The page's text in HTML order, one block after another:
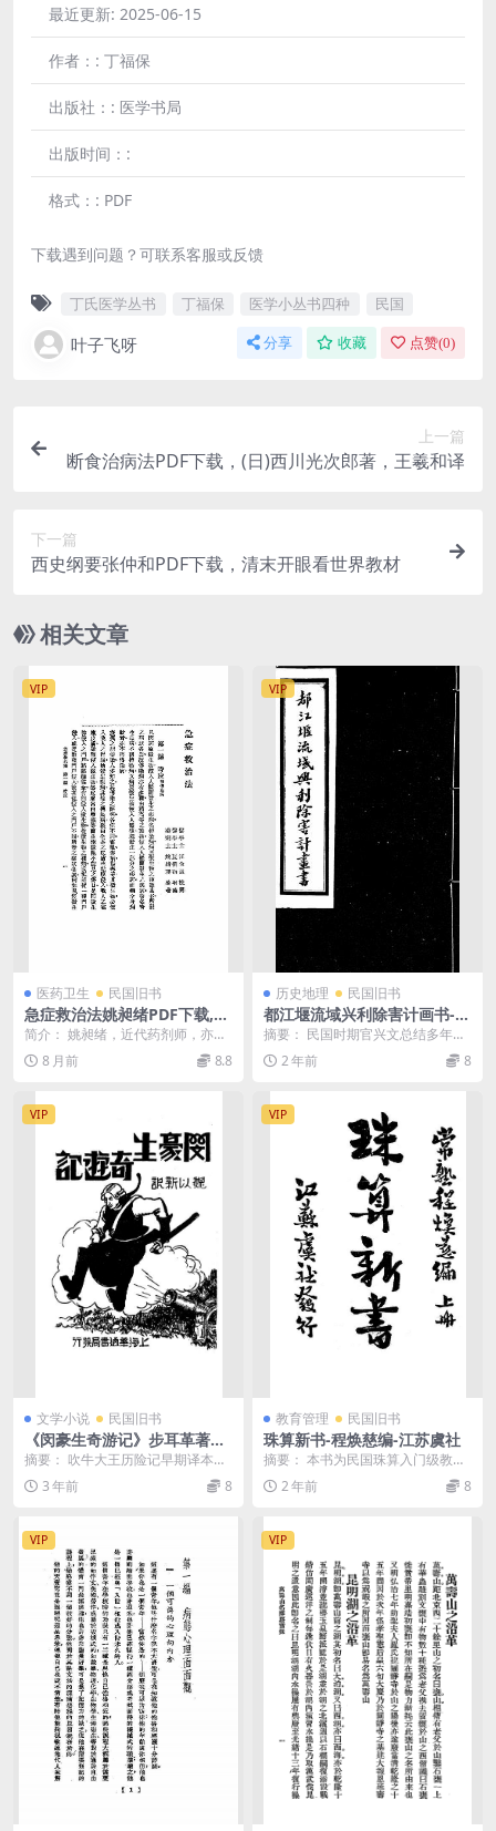
最近更新: 2025-06-15
作者：: 丁福保
出版社：: 医学书局
出版时间：:
格式：: PDF
下载遇到问题？可联系客服或反馈
丁氏医学丛书 丁福保 医学小丛书四种 民国
叶子飞呀 分享 收藏 点赞(0)
上一篇
断食治病法PDF下载，(日)西川光次郎著，王羲和译
下一篇
西史纲要张仲和PDF下载，清末开眼看世界教材
相关文章
VIP
医药卫生 民国旧书
急症救治法姚昶绪PDF下载,姚
昶绪著作
简介： 姚昶绪，近代药剂师，亦著
有《病人看护法》《男女秘密病自
医法》等。 《急症...
8 月前 8.8
VIP
历史地理 民国旧书
都江堰流域兴利除害计画书-官
兴文著-都江堰水利史料
摘要： 民国时期官兴文总结多年水
利工作经验写出《都江堰流域兴利
除害计画书》，指出...
2 年前 8
VIP
文学小说 民国旧书
《闵豪生奇游记》步耳革著，
魏以新译-华通书局-民国22[19
33]-民国小说下载
摘要： 吹牛大王历险记早期译本。
闵豪生奇游记pdf下载 截图： 服务
说明： （1...
3 年前 8
VIP
教育管理 民国旧书
珠算新书-程焕慈编-江苏虞社
摘要： 本书为民国珠算入门级教科
书，介绍珠算加减乘除等方法，附
列题目若干 截图：...
2 年前 8
VIP VIP